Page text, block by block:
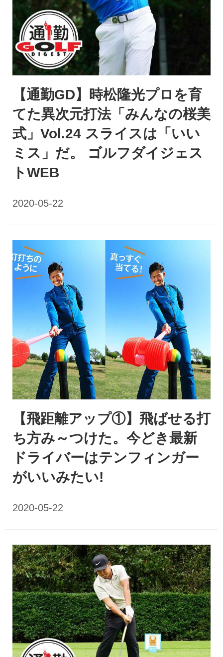
【通勤GD】時松隆光プロを育
てた異次元打法「みんなの桜美
式」Vol.24 スライスは「いい
ミス」だ。 ゴルフダイジェス
トWEB
【飛距離アップ①】飛ばせる打
ち方み～つけた。今どき最新
ドライバーはテンフィンガー
がいいみたい!